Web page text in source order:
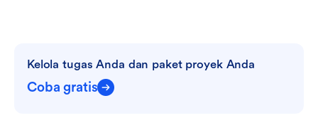
Kelola tugas Anda dan paket proyek Anda
Coba gratis